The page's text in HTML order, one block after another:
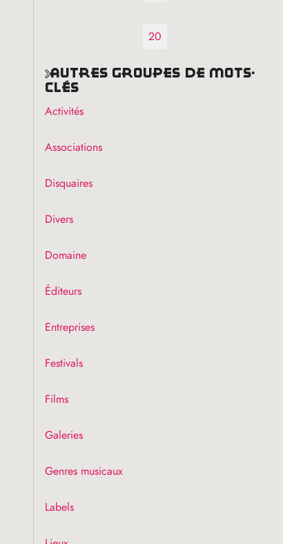
20
autres groupes de mots-
clés
Activités
Associations
Disquaires
Divers
Domaine
Éditeurs
Entreprises
Festivals
Films
Galeries
Genres musicaux
Labels